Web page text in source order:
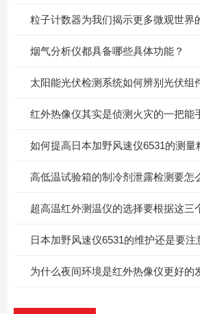
粒子计数器为我们揭示更多微观世界
烟气分析仪都具备哪些具体功能？
太阳能光伏检测系统如何辨别光伏组
红外热像仪其实是侦测火灾的一把能
如何提高日本加野风速仪6531的测量
高低温试验箱的制冷剂泄露检测要怎
超高温红外测温仪的选择要根据这三
日本加野风速仪6531的维护还是要注
为什么夜间环境是红外热像仪更好的